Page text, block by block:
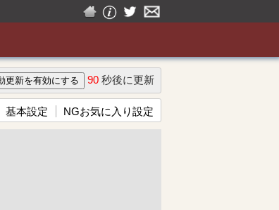
90 秒後に更新
基本設定 NGお気に入り設定